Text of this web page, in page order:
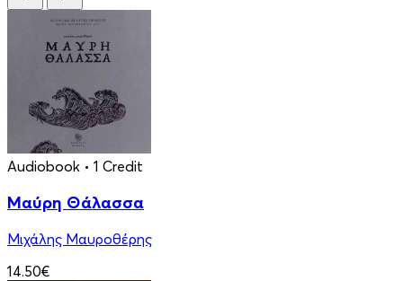
Audiobook • 1 Credit
Μαύρη Θάλασσα
Μιχάλης Μαυροθέρης
14.50€